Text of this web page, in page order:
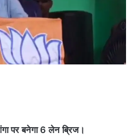
पर बनेगा 6 लेन ब्रिज।